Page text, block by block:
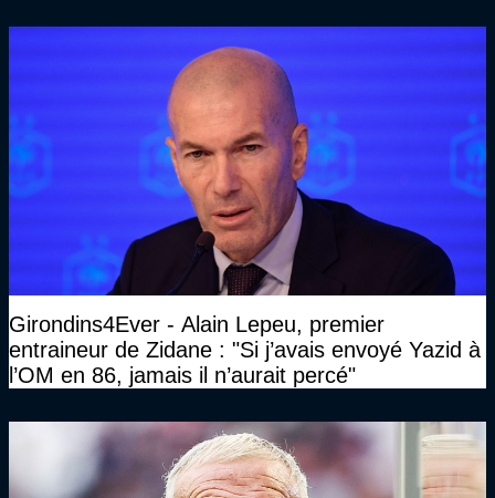
Girondins4Ever - Alain Lepeu, premier
entraineur de Zidane : "Si j’avais envoyé Yazid à
l’OM en 86, jamais il n’aurait percé"